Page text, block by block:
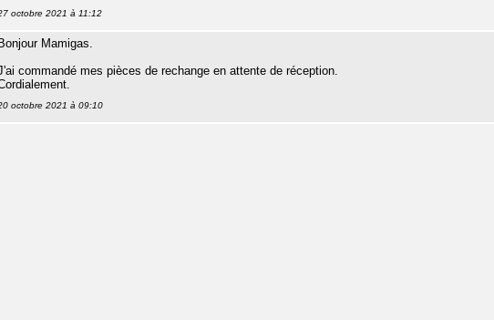
octobre 2021 à 11:12
Mamigas.
commandé mes pièces de rechange en attente de réception.
octobre 2021 à 09:10